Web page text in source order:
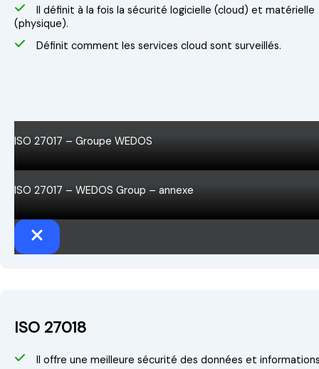
Il définit à la fois la sécurité logicielle (cloud) et matérielle
(physique).
Définit comment les services cloud sont surveillés.
ISO 27017 – Groupe WEDOS
ISO 27017 – WEDOS Group – annexe
ISO 27018
Il offre une meilleure sécurité des données et